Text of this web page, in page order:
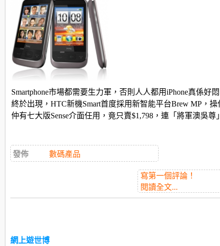
Smartphone市場都需要生力軍，否則人人都用iPhone真係好
終於出現，HTC新機Smart首度採用新智能平台Brew MP，
仲有七大版Sense介面任用，竟只賣$1,798，連「將軍澳吳尊
發佈 數碼產品
寫第一個評論！
閱讀全文...
網上遊世博